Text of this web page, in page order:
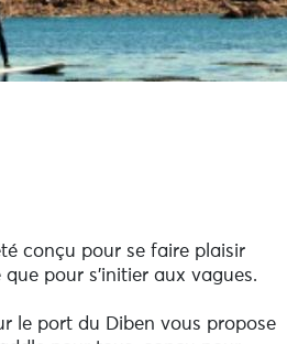
conçu pour se faire plaisir
pour s'initier aux vagues.
le port du Diben vous propose